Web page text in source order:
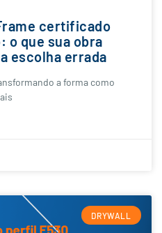
certificado
o que sua obra
escolha errada
a forma como
DRYWALL